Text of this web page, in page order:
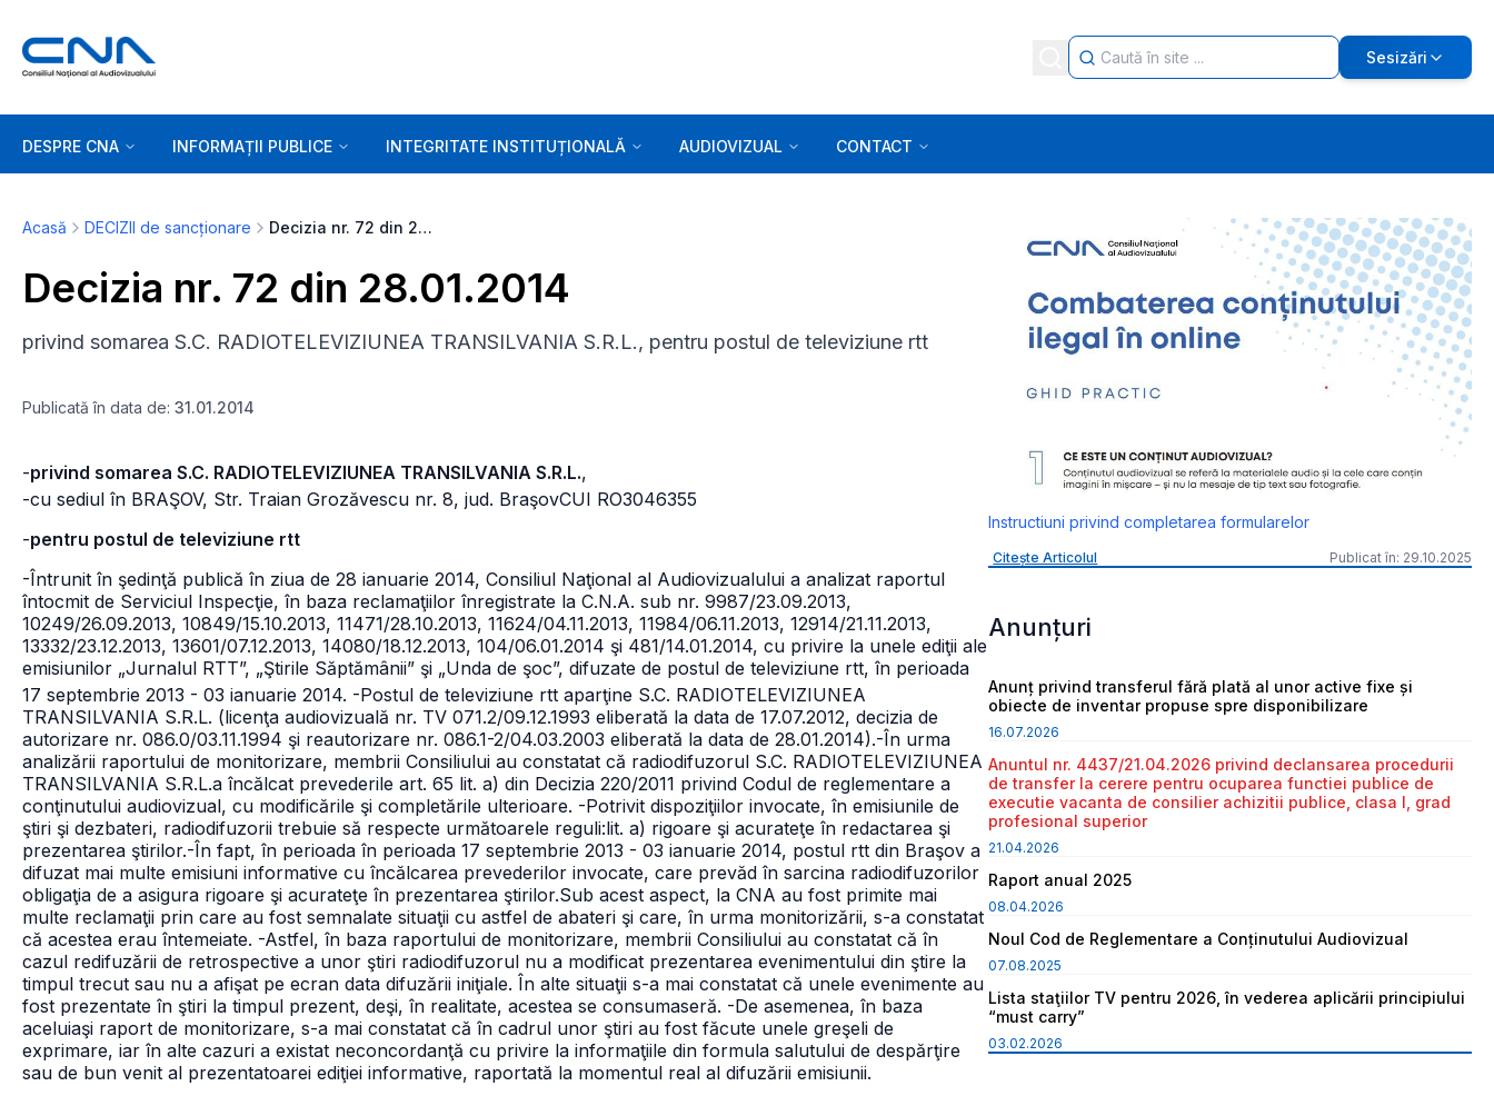
Sesizări
DESPRE CNA INFORMAȚII PUBLICE INTEGRITATE INSTITUȚIONALĂ AUDIOVIZUAL CONTACT
Acasă DECIZII de sancționare Decizia nr. 72 din 28.01.2014
Decizia nr. 72 din 28.01.2014
privind somarea S.C. RADIOTELEVIZIUNEA TRANSILVANIA S.R.L., pentru postul de televiziune rtt
Publicată în data de: 31.01.2014
-privind somarea S.C. RADIOTELEVIZIUNEA TRANSILVANIA S.R.L.,
-cu sediul în BRAŞOV, Str. Traian Grozăvescu nr. 8, jud. BraşovCUI RO3046355
-pentru postul de televiziune rtt
-Întrunit în şedinţă publică în ziua de 28 ianuarie 2014, Consiliul Naţional al Audiovizualului a analizat raportul
întocmit de Serviciul Inspecţie, în baza reclamaţiilor înregistrate la C.N.A. sub nr. 9987/23.09.2013,
10249/26.09.2013, 10849/15.10.2013, 11471/28.10.2013, 11624/04.11.2013, 11984/06.11.2013, 12914/21.11.2013,
13332/23.12.2013, 13601/07.12.2013, 14080/18.12.2013, 104/06.01.2014 şi 481/14.01.2014, cu privire la unele ediţii ale
emisiunilor „Jurnalul RTT”, „Ştirile Săptămânii” şi „Unda de şoc”, difuzate de postul de televiziune rtt, în perioada
17 septembrie 2013 - 03 ianuarie 2014. -Postul de televiziune rtt aparţine S.C. RADIOTELEVIZIUNEA
TRANSILVANIA S.R.L. (licenţa audiovizuală nr. TV 071.2/09.12.1993 eliberată la data de 17.07.2012, decizia de
autorizare nr. 086.0/03.11.1994 şi reautorizare nr. 086.1-2/04.03.2003 eliberată la data de 28.01.2014).-În urma
analizării raportului de monitorizare, membrii Consiliului au constatat că radiodifuzorul S.C. RADIOTELEVIZIUNEA
TRANSILVANIA S.R.L.a încălcat prevederile art. 65 lit. a) din Decizia 220/2011 privind Codul de reglementare a
conţinutului audiovizual, cu modificările şi completările ulterioare. -Potrivit dispoziţiilor invocate, în emisiunile de
ştiri şi dezbateri, radiodifuzorii trebuie să respecte următoarele reguli:lit. a) rigoare şi acurateţe în redactarea şi
prezentarea ştirilor.-În fapt, în perioada în perioada 17 septembrie 2013 - 03 ianuarie 2014, postul rtt din Braşov a
difuzat mai multe emisiuni informative cu încălcarea prevederilor invocate, care prevăd în sarcina radiodifuzorilor
obligaţia de a asigura rigoare şi acurateţe în prezentarea ştirilor.Sub acest aspect, la CNA au fost primite mai
multe reclamaţii prin care au fost semnalate situaţii cu astfel de abateri şi care, în urma monitorizării, s-a constatat
că acestea erau întemeiate. -Astfel, în baza raportului de monitorizare, membrii Consiliului au constatat că în
cazul redifuzării de retrospective a unor ştiri radiodifuzorul nu a modificat prezentarea evenimentului din ştire la
timpul trecut sau nu a afişat pe ecran data difuzării iniţiale. În alte situaţii s-a mai constatat că unele evenimente au
fost prezentate în ştiri la timpul prezent, deşi, în realitate, acestea se consumaseră. -De asemenea, în baza
aceluiaşi raport de monitorizare, s-a mai constatat că în cadrul unor ştiri au fost făcute unele greşeli de
exprimare, iar în alte cazuri a existat neconcordanţă cu privire la informaţiile din formula salutului de despărţire
sau de bun venit al prezentatoarei ediţiei informative, raportată la momentul real al difuzării emisiunii.
Instructiuni privind completarea formularelor
Citește Articolul Publicat în: 29.10.2025
Anunțuri
Anunț privind transferul fără plată al unor active fixe și
obiecte de inventar propuse spre disponibilizare
16.07.2026
Anuntul nr. 4437/21.04.2026 privind declansarea procedurii
de transfer la cerere pentru ocuparea functiei publice de
executie vacanta de consilier achizitii publice, clasa I, grad
profesional superior
21.04.2026
Raport anual 2025
08.04.2026
Noul Cod de Reglementare a Conținutului Audiovizual
07.08.2025
Lista staţiilor TV pentru 2026, în vederea aplicării principiului
“must carry”
03.02.2026